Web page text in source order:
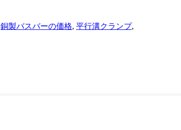
銅製バスバーの価格, 平行溝クランプ,